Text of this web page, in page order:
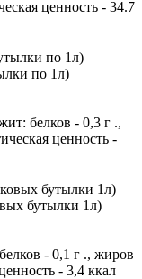
ценность - 34.7
по 1л)
белков - 0,3 г .,
ценность -
бутылки 1л)
- 0,1 г ., жиров
- 3,4 ккал